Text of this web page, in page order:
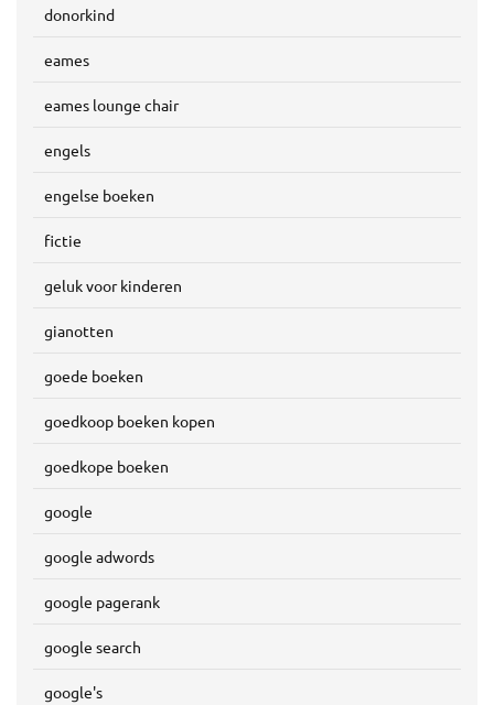
donorkind
eames
eames lounge chair
engels
engelse boeken
fictie
geluk voor kinderen
gianotten
goede boeken
goedkoop boeken kopen
goedkope boeken
google
google adwords
google pagerank
google search
google's